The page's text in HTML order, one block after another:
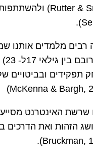
Rutter &
)
.
רבים מלמדים אותנו
של
ובביטויים
(McKenna & Bargh,
שרשת האינטרנט
הזהות ואת הדרכים
(Bruckman,
.